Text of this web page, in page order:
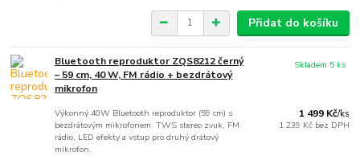
Přidat do košíku
Bluetooth reproduktor ZQS8212 černý
– 59 cm, 40 W, FM rádio + bezdrátový
mikrofon
Výkonný 40W Bluetooth reproduktor (59 cm) s
bezdrátovým mikrofonem. TWS stereo zvuk, FM
rádio, LED efekty a vstup pro druhý drátový
mikrofon.
1 499 Kč/ks
1 239 Kč bez DPH
Skladem 5 ks